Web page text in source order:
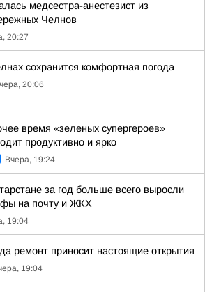
медсестра-анестезист из
Челнов
20:27
сохранится комфортная погода
20:06
время «зеленых супергероев»
продуктивно и ярко
Вчера, 19:24
за год больше всего выросли
на почту и ЖКХ
19:04
ремонт приносит настоящие открытия
19:04